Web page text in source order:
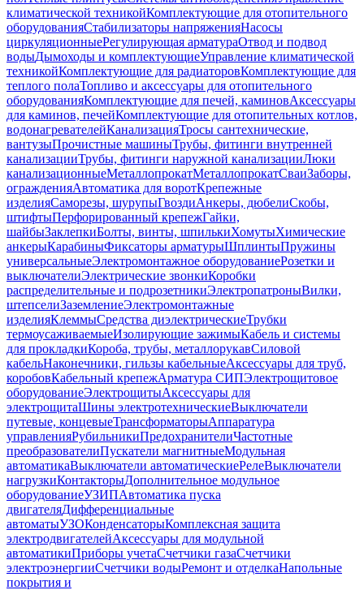
климатической техникойКомплектующие для отопительного
оборудованияСтабилизаторы напряженияНасосы
циркуляционныеРегулирующая арматураОтвод и подвод
водыДымоходы и комплектующиеУправление климатической
техникойКомплектующие для радиаторовКомплектующие для
теплого полаТопливо и аксессуары для отопительного
оборудованияКомплектующие для печей, каминовАксессуары
для каминов, печейКомплектующие для отопительных котлов,
водонагревателейКанализацияТросы сантехнические,
вантузыПрочистные машиныТрубы, фитинги внутренней
канализацииТрубы, фитинги наружной канализацииЛюки
канализационныеМеталлопрокатМеталлопрокатСваиЗаборы,
огражденияАвтоматика для воротКрепежные
изделияСаморезы, шурупыГвоздиАнкеры, дюбелиСкобы,
штифтыПерфорированный крепежГайки,
шайбыЗаклепкиБолты, винты, шпилькиХомутыХимические
анкерыКарабиныФиксаторы арматурыШплинтыПружины
универсальныеЭлектромонтажное оборудованиеРозетки и
выключателиЭлектрические звонкиКоробки
распределительные и подрозетникиЭлектропатроныВилки,
штепселиЗаземлениеЭлектромонтажные
изделияКлеммыСредства диэлектрическиеТрубки
термоусаживаемыеИзолирующие зажимыКабель и системы
для прокладкиКороба, трубы, металлорукавСиловой
кабельНаконечники, гильзы кабельныеАксессуары для труб,
коробовКабельный крепежАрматура СИПЭлектрощитовое
оборудованиеЭлектрощитыАксессуары для
электрощитаШины электротехническиеВыключатели
путевые, концевыеТрансформаторыАппаратура
управленияРубильникиПредохранителиЧастотные
преобразователиПускатели магнитныеМодульная
автоматикаВыключатели автоматическиеРелеВыключатели
нагрузкиКонтакторыДополнительное модульное
оборудованиеУЗИПАвтоматика пуска
двигателяДифференциальные
автоматыУЗОКонденсаторыКомплексная защита
электродвигателейАксессуары для модульной
автоматикиПриборы учетаСчетчики газаСчетчики
электроэнергииСчетчики водыРемонт и отделкаНапольные
покрытия и